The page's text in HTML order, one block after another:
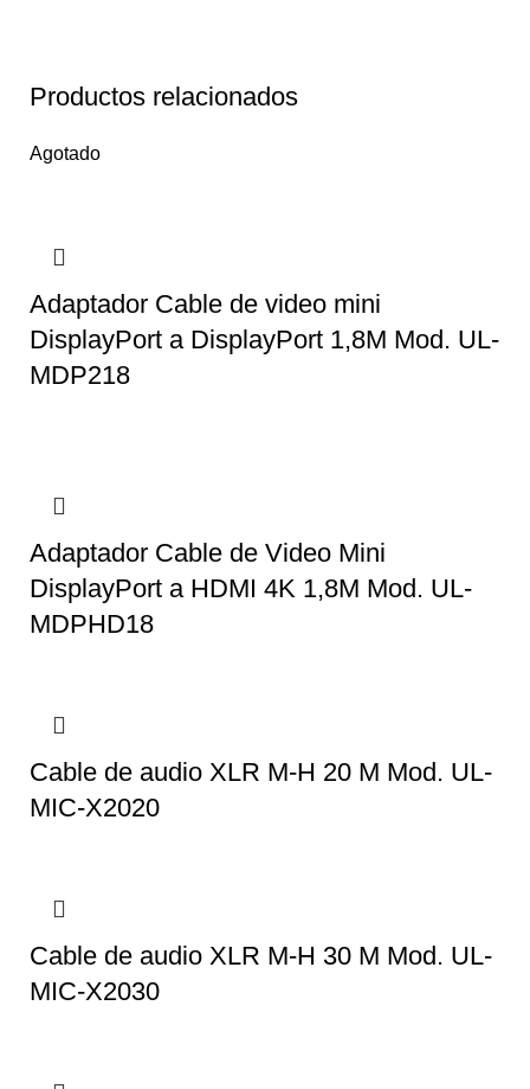
Productos relacionados
Agotado
Adaptador Cable de video mini
DisplayPort a DisplayPort 1,8M Mod. UL-
MDP218
Adaptador Cable de Video Mini
DisplayPort a HDMI 4K 1,8M Mod. UL-
MDPHD18
Cable de audio XLR M-H 20 M Mod. UL-
MIC-X2020
Cable de audio XLR M-H 30 M Mod. UL-
MIC-X2030